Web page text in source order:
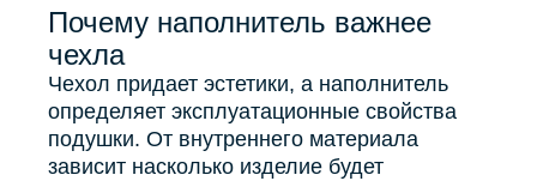
Почему наполнитель важнее
чехла
Чехол придает эстетики, а наполнитель
определяет эксплуатационные свойства
подушки. От внутреннего материала
зависит насколько изделие будет